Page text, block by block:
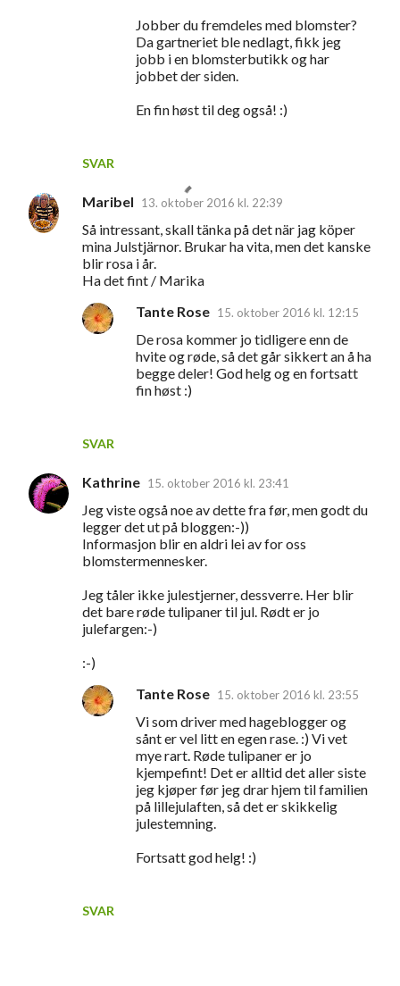
SVAR
Jobber du fremdeles med blomster?
Da gartneriet ble nedlagt, fikk jeg
jobb i en blomsterbutikk og har
jobbet der siden.
En fin høst til deg også! :)
Maribel 13. oktober 2016 kl. 22:39
Så intressant, skall tänka på det när jag köper
mina Julstjärnor. Brukar ha vita, men det kanske
blir rosa i år.
Ha det fint / Marika
SVAR
Tante Rose 15. oktober 2016 kl. 12:15
De rosa kommer jo tidligere enn de
hvite og røde, så det går sikkert an å ha
begge deler! God helg og en fortsatt
fin høst :)
Kathrine 15. oktober 2016 kl. 23:41
Jeg viste også noe av dette fra før, men godt du
legger det ut på bloggen:-))
Informasjon blir en aldri lei av for oss
blomstermennesker.
Jeg tåler ikke julestjerner, dessverre. Her blir
det bare røde tulipaner til jul. Rødt er jo
julefargen:-)
:-)
SVAR
Tante Rose 15. oktober 2016 kl. 23:55
Vi som driver med hageblogger og
sånt er vel litt en egen rase. :) Vi vet
mye rart. Røde tulipaner er jo
kjempefint! Det er alltid det aller siste
jeg kjøper før jeg drar hjem til familien
på lillejulaften, så det er skikkelig
julestemning.
Fortsatt god helg! :)